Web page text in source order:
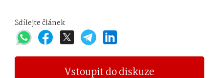
Sdílejte článek
Vstoupit do diskuze